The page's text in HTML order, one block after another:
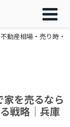
動産相場・売り時・
家を売るなら
戦略｜兵庫